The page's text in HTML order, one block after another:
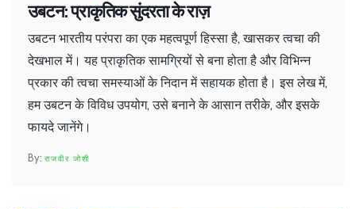
उबटन: प्राकृतिक सुंदरता के राज़
उबटन भारतीय परंपरा का एक महत्वपूर्ण हिस्सा है, खासकर त्वचा की
देखभाल में। यह प्राकृतिक सामग्रियों से बना होता है और विभिन्न
प्रकार की त्वचा समस्याओं के निदान में सहायक होता है। इस लेख में,
हम उबटन के विविध उपयोग, उसे बनाने के आसान तरीके, और इसके
फायदे जानेंगे।
राजवीर जोशी